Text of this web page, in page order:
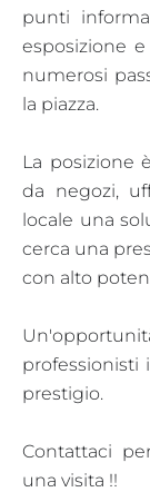
punti
esposizione
numerosi
la piazza.
La posizione
da negozi,
locale una
cerca una
con alto
professionisti
prestigio.
Contattaci
una visita !!